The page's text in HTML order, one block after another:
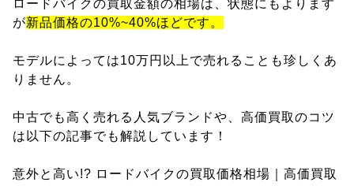
ロードバイクの買取金額の相場は、状態にもよります
が新品価格の10%~40%ほどです。
モデルによっては10万円以上で売れることも珍しくあ
りません。
中古でも高く売れる人気ブランドや、高価買取のコツ
は以下の記事でも解説しています！
意外と高い!? ロードバイクの買取価格相場｜高価買取